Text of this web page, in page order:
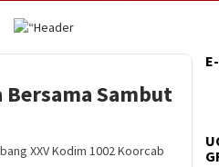
Sambut
XXV Kodim 1002 Koorcab